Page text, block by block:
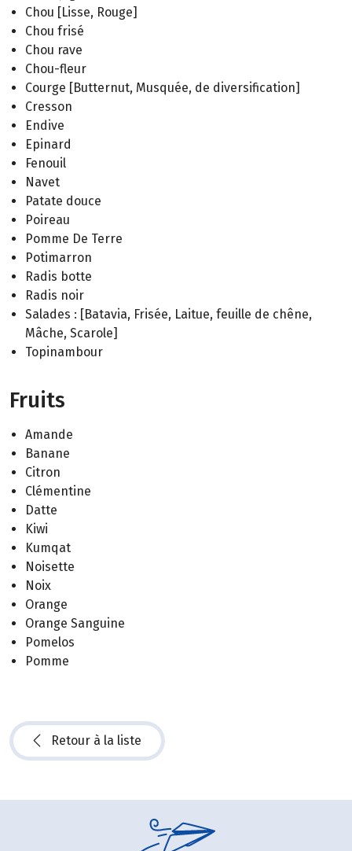
Chou [Lisse, Rouge]
Chou frisé
Chou rave
Chou-fleur
Courge [Butternut, Musquée, de diversification]
Cresson
Endive
Epinard
Fenouil
Navet
Patate douce
Poireau
Pomme De Terre
Potimarron
Radis botte
Radis noir
Salades : [Batavia, Frisée, Laitue, feuille de chêne,
Mâche, Scarole]
Topinambour
Fruits
Amande
Banane
Citron
Clémentine
Datte
Kiwi
Kumqat
Noisette
Noix
Orange
Orange Sanguine
Pomelos
Pomme
Retour à la liste